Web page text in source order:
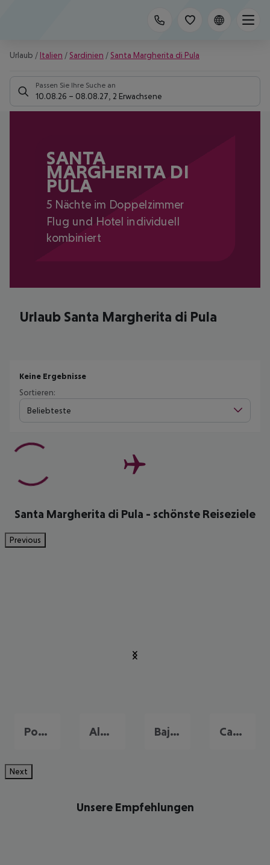
Urlaub / Italien / Sardinien / Santa Margherita di Pula
Passen Sie Ihre Suche an
10.08.26 – 08.08.27 2 Erwachsene
SANTA
MARGHERITA DI
PULA
5 Nächte im Doppelzimmer
Flug und Hotel individuell
kombiniert
Urlaub Santa Margherita di Pula
Keine Ergebnisse
Sortieren:
Beliebteste
Santa Margherita di Pula - schönste Reiseziele
Previous
Porto Cervo Alghero Baja Sardinia Cagliari
Next
Unsere Empfehlungen